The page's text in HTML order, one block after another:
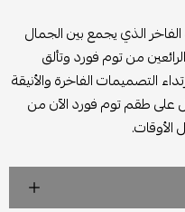
الذي يجمع بين الجمال
من توم فورد وتألق
التصميمات الفاخرة والأنيقة
على طقم توم فورد الآن من
الأوقات.